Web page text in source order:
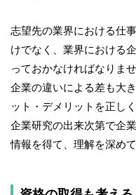
志望先の業界における仕
けでなく、業界における
っておかなければなりま
企業の違いによる差も大
ット・デメリットを正し
企業研究の出来次第で企
情報を得て、理解を深め